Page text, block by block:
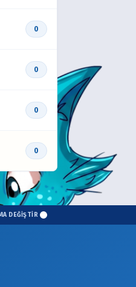
0
0
0
0
DEĞİŞTİR